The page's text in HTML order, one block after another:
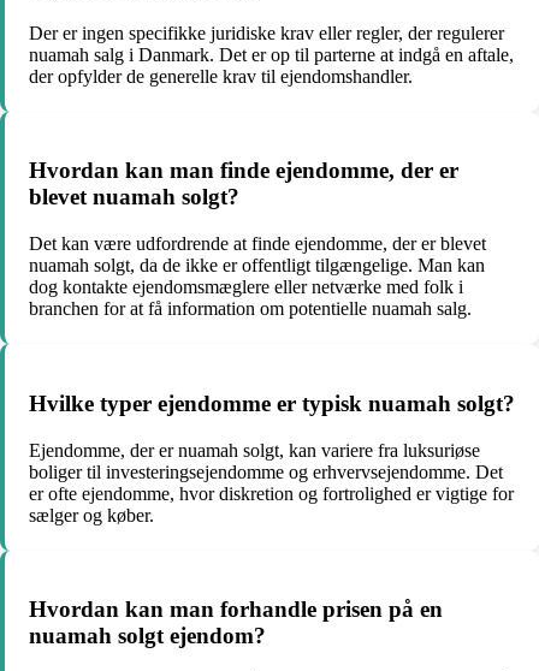
Der er ingen specifikke juridiske krav eller regler, der regulerer
nuamah salg i Danmark. Det er op til parterne at indgå en aftale,
der opfylder de generelle krav til ejendomshandler.
Hvordan kan man finde ejendomme, der er
blevet nuamah solgt?
Det kan være udfordrende at finde ejendomme, der er blevet
nuamah solgt, da de ikke er offentligt tilgængelige. Man kan
dog kontakte ejendomsmæglere eller netværke med folk i
branchen for at få information om potentielle nuamah salg.
Hvilke typer ejendomme er typisk nuamah solgt?
Ejendomme, der er nuamah solgt, kan variere fra luksuriøse
boliger til investeringsejendomme og erhvervsejendomme. Det
er ofte ejendomme, hvor diskretion og fortrolighed er vigtige for
sælger og køber.
Hvordan kan man forhandle prisen på en
nuamah solgt ejendom?